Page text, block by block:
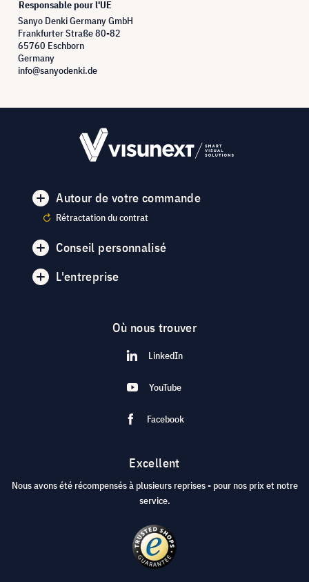
Responsable pour l'UE
Sanyo Denki Germany GmbH
Frankfurter Straße 80-82
65760 Eschborn
Germany
info@sanyodenki.de
Autour de votre commande
Rétractation du contrat
Conseil personnalisé
L'entreprise
Où nous trouver
LinkedIn
YouTube
Facebook
Excellent
Nous avons été récompensés à plusieurs reprises - pour nos prix et notre
service.